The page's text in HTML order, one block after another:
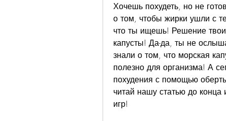
Хочешь похудеть, но не
о том, чтобы жирки ушли с
что ты ищешь! Решение
капусты! Да-да, ты не
знали о том, что морская
полезно для организма! А
похудения с помощью
читай нашу статью до
игр!